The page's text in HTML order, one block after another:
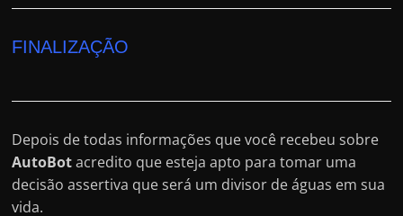
FINALIZAÇÃO
Depois de todas informações que você recebeu sobre
AutoBotacredito que esteja apto para tomar uma
decisão assertiva que será um divisor de águas em sua
vida.